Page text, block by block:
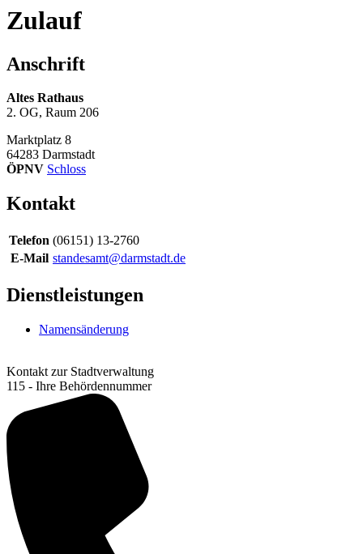
Zulauf
Anschrift
Altes Rathaus
2. OG, Raum 206
Marktplatz 8
64283 Darmstadt
ÖPNV Schloss
Kontakt
Telefon (06151) 13-2760
E-Mail standesamt@darmstadt.de
Dienstleistungen
Namensänderung
Kontakt zur Stadtverwaltung
115 - Ihre Behördennummer